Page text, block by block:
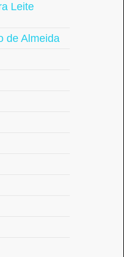
Leite
de Almeida